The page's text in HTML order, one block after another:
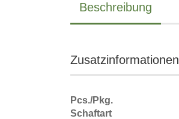
Beschreibung
Zusatzinformationen
Pcs./Pkg.
Schaftart